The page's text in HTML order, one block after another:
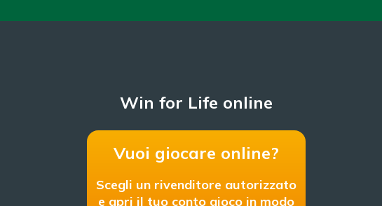
Win for Life online
Vuoi giocare online?
Scegli un rivenditore autorizzato
e apri il tuo conto gioco in modo